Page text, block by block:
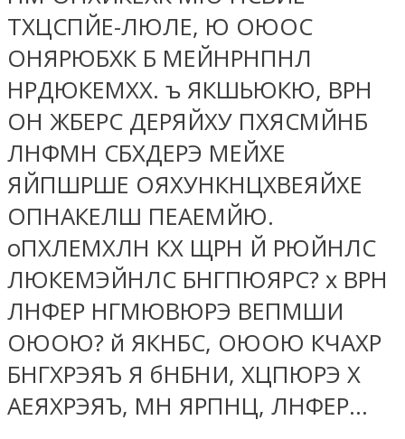
ТХЦСПЙЕ-ЛЮЛЕ, Ю ОЮОС
ОНЯРЮБХК Б МЕЙНРНПНЛ
НРДЮКЕМХХ. ъ ЯКШЬЮКЮ, ВРН
ОН ЖБЕРС ДЕРЯЙХУ ПХЯСМЙНБ
ЛНФМН СБХДЕРЭ МЕЙХЕ
ЯЙПШРШЕ ОЯХУНКНЦХВЕЯЙХЕ
ОПНАКЕЛШ ПЕАЕМЙЮ.
оПХЛЕМХЛН КХ ЩРН Й РЮЙНЛС
ЛЮКЕМЭЙНЛС БНГПЮЯРС? х ВРН
ЛНФЕР НГМЮВЮРЭ ВЕПМШИ
ОЮОЮ? й ЯКНБС, ОЮОЮ КЧАХР
БНГХРЭЯЪ Я бНБНИ, ХЦПЮРЭ Х
АЕЯХРЭЯЪ, МН ЯРПНЦ, ЛНФЕР…